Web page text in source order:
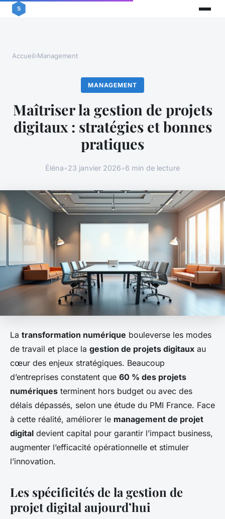
Accueil›Management
MANAGEMENT
Maîtriser la gestion de projets
digitaux : stratégies et bonnes
pratiques
Éléna•23 janvier 2026•6 min de lecture
La transformation numérique bouleverse les modes
de travail et place la gestion de projets digitaux au
cœur des enjeux stratégiques. Beaucoup
d’entreprises constatent que 60 % des projets
numériques terminent hors budget ou avec des
délais dépassés, selon une étude du PMI France. Face
à cette réalité, améliorer le management de projet
digital devient capital pour garantir l’impact business,
augmenter l’efficacité opérationnelle et stimuler
l’innovation.
Les spécificités de la gestion de
projet digital aujourd’hui